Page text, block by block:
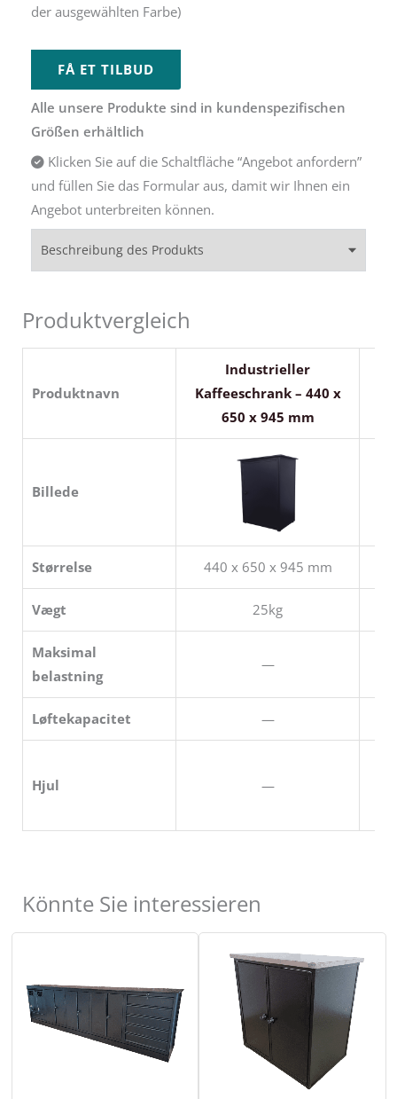
der ausgewählten Farbe)
FÅ ET TILBUD
Alle unsere Produkte sind in kundenspezifischen
Größen erhältlich
Klicken Sie auf die Schaltfläche “Angebot anfordern”
und füllen Sie das Formular aus, damit wir Ihnen ein
Angebot unterbreiten können.
Beschreibung des Produkts
Produktvergleich
Produktnavn
Industrieller
Kaffeeschrank – 440 x
650 x 945 mm
Billede
Størrelse 440 x 650 x 945 mm
Vægt 25kg
Maksimal
belastning
—
Løftekapacitet —
Hjul —
Könnte Sie interessieren